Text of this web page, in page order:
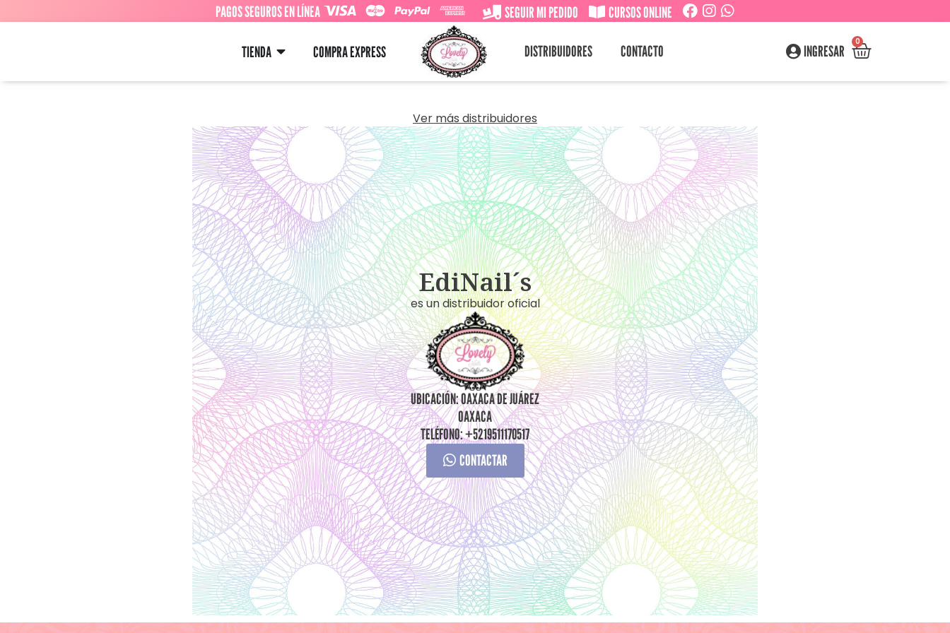
PAGOS SEGUROS EN LÍNEA SEGUIR MI PEDIDO CURSOS ONLINE
TIENDA COMPRA EXPRESS DISTRIBUIDORES CONTACTO INGRESAR
0
Ver más distribuidores
EdiNail´s
es un distribuidor oficial
UBICACIÓN: OAXACA DE JUÁREZ
OAXACA
TELÉFONO: +5219511170517
CONTACTAR